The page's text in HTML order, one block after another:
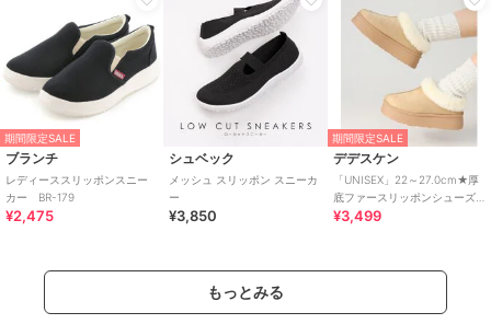
期間限定SALE
ブランチ
レディーススリッポンスニー
カー BR-179
¥2,475
シュベック
メッシュ スリッポン スニーカ
ー
¥3,850
期間限定SALE
デデスケン
「UNISEX」22～27.0cm★厚
底ファースリッポンシューズ
★6366
¥3,499
もっとみる